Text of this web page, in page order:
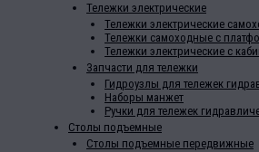
Тележки электрические
Тележки электрические
Тележки самоходные с
Тележки электрические с
Запчасти для тележки
Гидроузлы для тележек
Наборы манжет
Ручки для тележек
Столы подъемные
Столы подъемные передвижные